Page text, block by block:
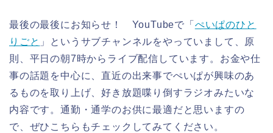
最後の最後にお知らせ！ YouTubeで「 ぺいぱのひと
りごと 」というサブチャンネルをやっていまして、原
則、平日の朝7時からライブ配信しています。お金や仕
事の話題を中心に、直近の出来事でぺいぱが興味のあ
るものを取り上げ、好き放題喋り倒すラジオみたいな
内容です。通勤・通学のお供に最適だと思いますの
で、ぜひこちらもチェックしてみてください。